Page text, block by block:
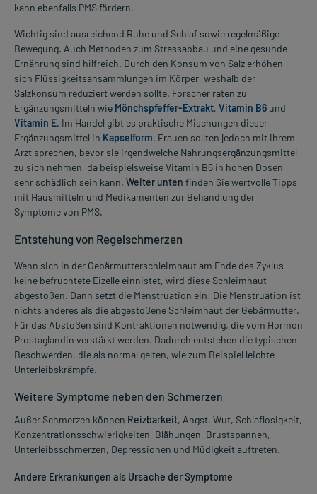
kann ebenfalls PMS fördern.
Wichtig sind ausreichend Ruhe und Schlaf sowie regelmäßige
Bewegung. Auch Methoden zum Stressabbau und eine gesunde
Ernährung sind hilfreich. Durch den Konsum von Salz erhöhen
sich Flüssigkeitsansammlungen im Körper, weshalb der
Salzkonsum reduziert werden sollte. Forscher raten zu
Ergänzungsmitteln wie Mönchspfeffer-Extrakt, Vitamin B6 und
Vitamin E. Im Handel gibt es praktische Mischungen dieser
Ergänzungsmittel in Kapselform. Frauen sollten jedoch mit ihrem
Arzt sprechen, bevor sie irgendwelche Nahrungsergänzungsmittel
zu sich nehmen, da beispielsweise Vitamin B6 in hohen Dosen
sehr schädlich sein kann. Weiter unten finden Sie wertvolle Tipps
mit Hausmitteln und Medikamenten zur Behandlung der
Symptome von PMS.
Entstehung von Regelschmerzen
Wenn sich in der Gebärmutterschleimhaut am Ende des Zyklus
keine befruchtete Eizelle einnistet, wird diese Schleimhaut
abgestoßen. Dann setzt die Menstruation ein: Die Menstruation ist
nichts anderes als die abgestoßene Schleimhaut der Gebärmutter.
Für das Abstoßen sind Kontraktionen notwendig, die vom Hormon
Prostaglandin verstärkt werden. Dadurch entstehen die typischen
Beschwerden, die als normal gelten, wie zum Beispiel leichte
Unterleibskrämpfe.
Weitere Symptome neben den Schmerzen
Außer Schmerzen können Reizbarkeit, Angst, Wut, Schlaflosigkeit,
Konzentrationsschwierigkeiten, Blähungen, Brustspannen,
Unterleibsschmerzen, Depressionen und Müdigkeit auftreten.
Andere Erkrankungen als Ursache der Symptome